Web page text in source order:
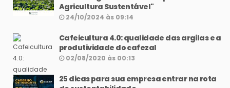
Agricultura Sustentável"
24/10/2024 às 09:14
Cafeicultura 4.0: qualidade das argilas e a
produtividade do cafezal
02/08/2020 às 00:13
25 dicas para sua empresa entrar na rota